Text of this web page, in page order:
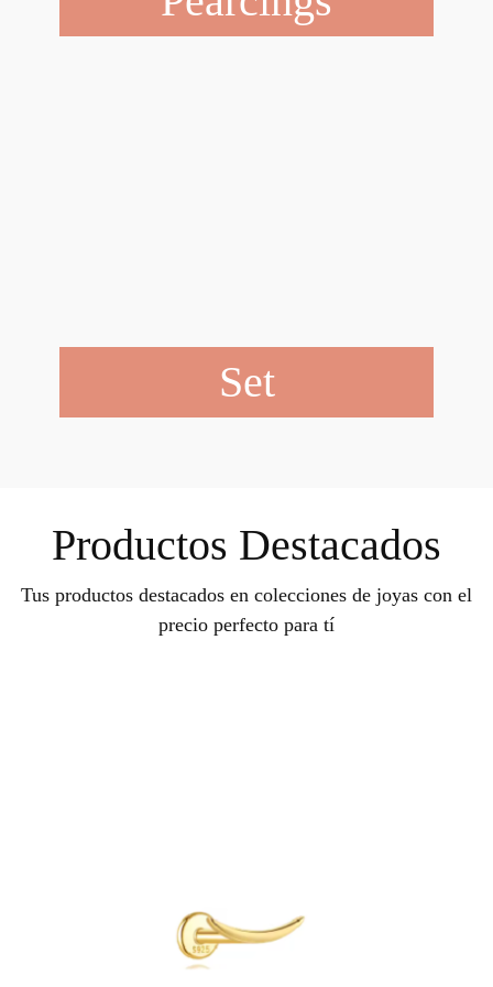
Set
Productos Destacados
Tus productos destacados en colecciones de joyas con el
precio perfecto para tí